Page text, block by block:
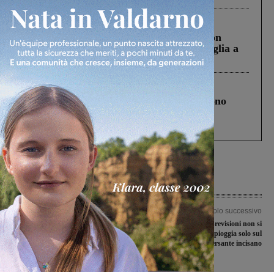
Cronaca 3 Agosto 2026
Scomparso da una struttura di Castiglion
Fiorentino l’uomo che aveva ucciso la figlia a
Levane nel 2020
Cronaca 4 Agosto 2026
Un anno fa la strage in A1 in cui morirono
Gianni, Giulia e Franco. Lo schianto, il
processo, lo stop ai sorpassi fra tir....
Articolo precedente
Rintocco di campane per ricordare la
Liberazione
Articolo successivo
Il maltempo delle previsioni non si
vede: vento forte e pioggia solo sul
versante incisano